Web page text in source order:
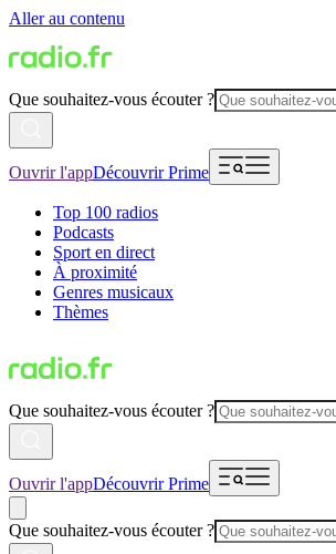
Aller au contenu
Que souhaitez-vous écouter ?
Ouvrir l'appDécouvrir Prime
Top 100 radios
Podcasts
Sport en direct
À proximité
Genres musicaux
Thèmes
Que souhaitez-vous écouter ?
Ouvrir l'appDécouvrir Prime
Que souhaitez-vous écouter ?